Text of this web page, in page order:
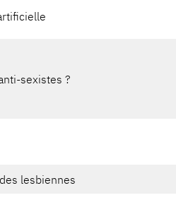
sexistes ?
lesbiennes